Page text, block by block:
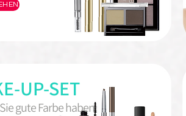
UP-SET
gute Farbe haben